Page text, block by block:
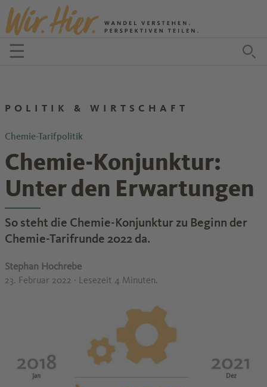
Zum Inhalt springen
☰Menü öffnen
POLITIK & WIRTSCHAFT
Chemie-Tarifpolitik
Chemie-Konjunktur:
Unter den Erwartungen
So steht die Chemie-Konjunktur zu Beginn der
Chemie-Tarifrunde 2022 da.
Stephan Hochrebe
23. Februar 2022 · Lesezeit 4 Minuten.